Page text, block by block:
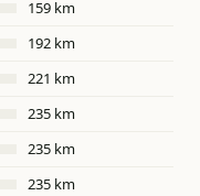
159 km
192 km
221 km
235 km
235 km
235 km